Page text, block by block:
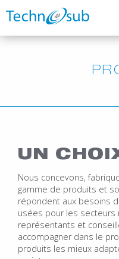
UN
Nous concevons,
gamme de produits et
répondent aux besoins
usées pour les secteurs
représentants et
accompagner dans le
produits les mieux